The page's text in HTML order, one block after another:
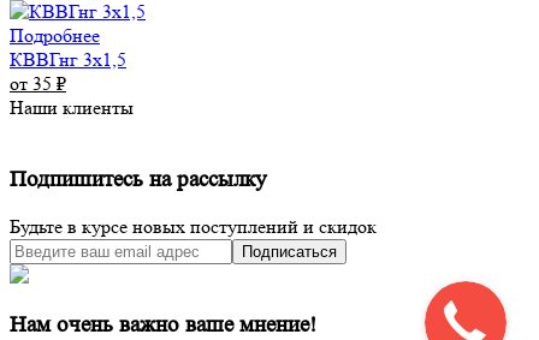
Подробнее
КВВГнг 3х1,5
от 35 ₽
Наши клиенты
Подпишитесь на рассылку
Будьте в курсе новых поступлений и скидок
Подписаться
Нам очень важно ваше мнение!